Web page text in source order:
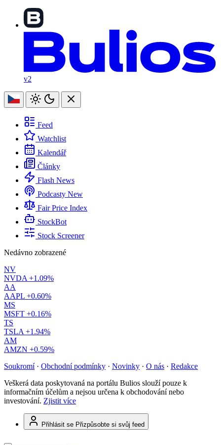
v2
Feed
Watchlist
Kalendář
Články
Flash News
Podcasty New
Fair Price Index
StockBot
Stock Screener
Nedávno zobrazené
NV
NVDA +1.09%
AA
AAPL +0.60%
MS
MSFT +0.16%
TS
TSLA +1.94%
AM
AMZN +0.59%
Soukromí · Obchodní podmínky · Novinky · O nás · Redakce
Veškerá data poskytovaná na portálu Bulios slouží pouze k
informačním účelům a nejsou určena k obchodování nebo
investování. Zjistit více
Přihlásit se Přizpůsobte si svůj feed